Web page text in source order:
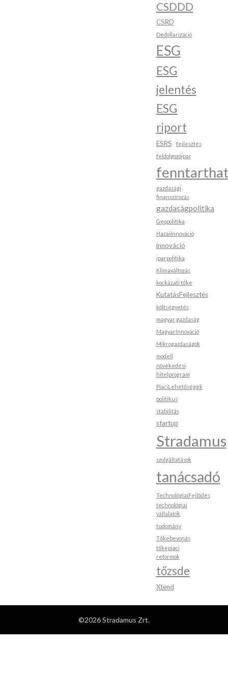
CSDDD
CSRD
Dedollarizáció
ESG
ESG
jelentés
ESG
riport
ESRS
fejlesztés
feldolgozóipar
gazdasági
finanszírozás
gazdaságpolitika
Geopolitika
HazaiInnováció
innováció
iparpolitika
Klímaváltozás
kockázati tőke
KutatásFejlesztés
költségvetés
magyar gazdaság
MagyarInnováció
Mikrogazdaságok
modell
növekedési
hitelprogram
PiaciLehetőségek
politikus
stabilitás
startup
Stradamus
szolgáltatások
tanácsadó
TechnológiaiFejlődés
technológiai
vállalatok
tudomány
Tőkebevonás
tőkepiaci
reformok
tőzsde
Xtend
©2026 Stradamus Zrt.